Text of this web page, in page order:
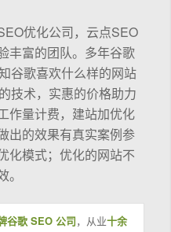
优化公司，云点SEO
丰富的团队。多年谷歌
谷歌喜欢什么样的网站
技术，实惠的价格助力
作量计费，建站加优化
出的效果有真实案例参
化模式；优化的网站不
谷歌 SEO 公司，从业十余